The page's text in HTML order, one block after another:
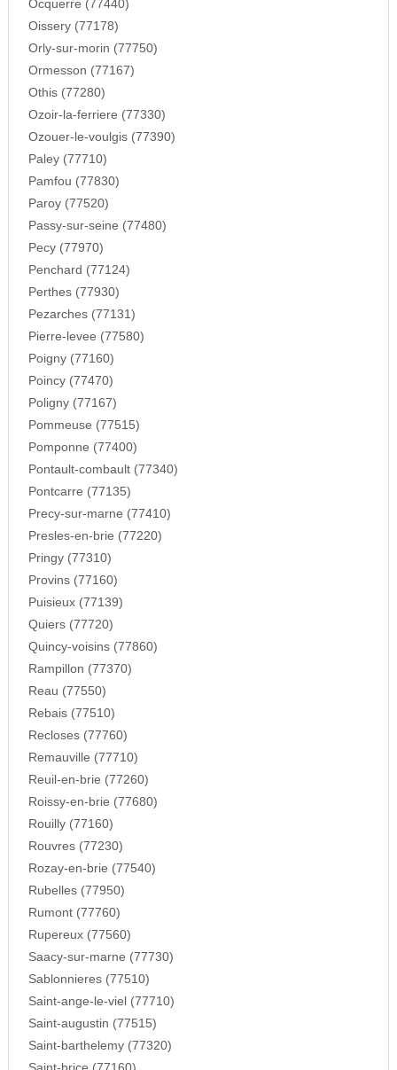
Ocquerre (77440)
Oissery (77178)
Orly-sur-morin (77750)
Ormesson (77167)
Othis (77280)
Ozoir-la-ferriere (77330)
Ozouer-le-voulgis (77390)
Paley (77710)
Pamfou (77830)
Paroy (77520)
Passy-sur-seine (77480)
Pecy (77970)
Penchard (77124)
Perthes (77930)
Pezarches (77131)
Pierre-levee (77580)
Poigny (77160)
Poincy (77470)
Poligny (77167)
Pommeuse (77515)
Pomponne (77400)
Pontault-combault (77340)
Pontcarre (77135)
Precy-sur-marne (77410)
Presles-en-brie (77220)
Pringy (77310)
Provins (77160)
Puisieux (77139)
Quiers (77720)
Quincy-voisins (77860)
Rampillon (77370)
Reau (77550)
Rebais (77510)
Recloses (77760)
Remauville (77710)
Reuil-en-brie (77260)
Roissy-en-brie (77680)
Rouilly (77160)
Rouvres (77230)
Rozay-en-brie (77540)
Rubelles (77950)
Rumont (77760)
Rupereux (77560)
Saacy-sur-marne (77730)
Sablonnieres (77510)
Saint-ange-le-viel (77710)
Saint-augustin (77515)
Saint-barthelemy (77320)